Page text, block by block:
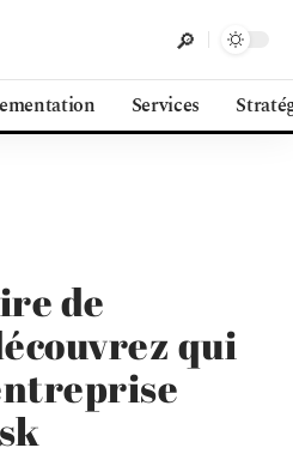
Services
de
qui